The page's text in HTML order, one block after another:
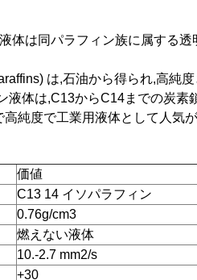
体は同パラフィン族に属する
は,石油から得られ,高純
液体は,C13からC14までの炭
純度で工業用液体として人気
価値
C13 14 イソパラフィン
0.76g/cm3
燃えない液体
10.-2.7 mm2/s
+30